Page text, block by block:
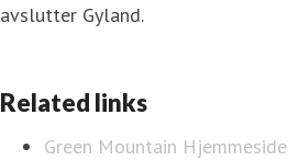
avslutter Gyland.
Related links
Green Mountain Hjemmeside